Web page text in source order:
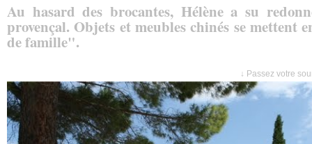
Au hasard des brocantes, Hélène a su
provençal. Objets et meubles chinés se mettent
de famille".
↓ Passez votre